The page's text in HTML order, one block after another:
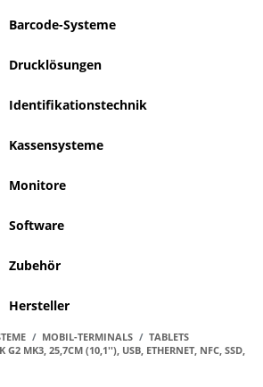
Barcode-Systeme
Drucklösungen
Identifikationstechnik
Kassensysteme
Monitore
Software
Zubehör
Hersteller
MOBIL-TERMINALS
TABLETS
MK3, 25,7CM (10,1''), USB, ETHERNET, NFC, SSD,